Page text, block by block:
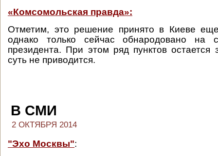
«Комсомольская правда»:
Отметим, это решение принято в Киеве
однако только сейчас обнародовано на
президента. При этом ряд пунктов остается
суть не приводится.
В СМИ
2 ОКТЯБРЯ 2014
"Эхо Москвы":